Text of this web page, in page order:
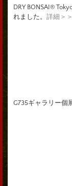
DRY BONSAI®
れました。 詳細＞
G735ギャラリー個